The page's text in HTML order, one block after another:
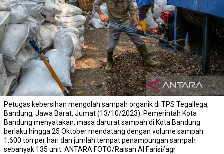
Petugas kebersihan mengolah sampah organik di TPS Tegallega,
Bandung, Jawa Barat, Jumat (13/10/2023). Pemerintah Kota
Bandung menyatakan, masa darurat sampah di Kota Bandung
berlaku hingga 25 Oktober mendatang dengan volume sampah
1.600 ton per hari dan jumlah tempat penampungan sampah
sebanyak 135 unit. ANTARA FOTO/Raisan Al Farisi/agr